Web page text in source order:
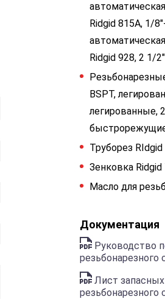
Ridgid 815A, 1/
Ridgid 928, 2 1/
BSPT,
легированные,
Труборез RIdgid
Зенковка Ridgid
Масло для
Документация
Руководство
резьбонарезного
Лист
резьбонарезного